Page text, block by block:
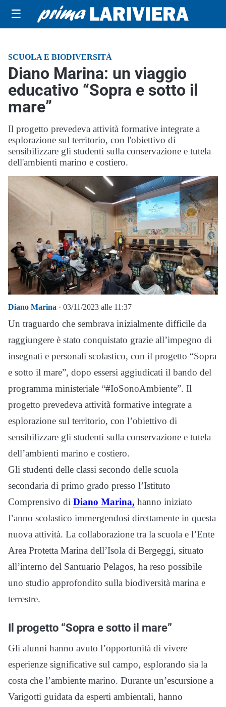
☰
SCUOLA E BIODIVERSITÀ
Diano Marina: un viaggio
educativo “Sopra e sotto il
mare”
Il progetto prevedeva attività formative integrate a
esplorazione sul territorio, con l'obiettivo di
sensibilizzare gli studenti sulla conservazione e tutela
dell'ambienti marino e costiero.
Diano Marina · 03/11/2023 alle 11:37
Un traguardo che sembrava inizialmente difficile da
raggiungere è stato conquistato grazie all’impegno di
insegnati e personali scolastico, con il progetto “Sopra
e sotto il mare”, dopo essersi aggiudicati il bando del
programma ministeriale “#IoSonoAmbiente”. Il
progetto prevedeva attività formative integrate a
esplorazione sul territorio, con l’obiettivo di
sensibilizzare gli studenti sulla conservazione e tutela
dell’ambienti marino e costiero.
Gli studenti delle classi secondo delle scuola
secondaria di primo grado presso l’Istituto
Comprensivo di Diano Marina, hanno iniziato
l’anno scolastico immergendosi direttamente in questa
nuova attività. La collaborazione tra la scuola e l’Ente
Area Protetta Marina dell’Isola di Bergeggi, situato
all’interno del Santuario Pelagos, ha reso possibile
uno studio approfondito sulla biodiversità marina e
terrestre.
Il progetto “Sopra e sotto il mare”
Gli alunni hanno avuto l’opportunità di vivere
esperienze significative sul campo, esplorando sia la
costa che l’ambiente marino. Durante un’escursione a
Varigotti guidata da esperti ambientali, hanno